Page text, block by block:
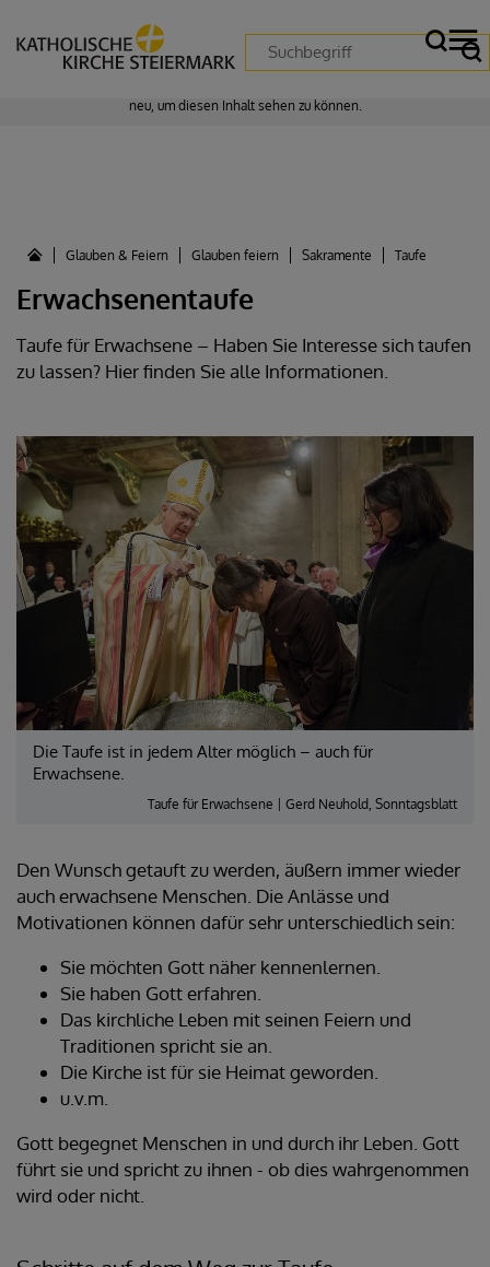
Zustimmung erforderlich!
neu, um diesen Inhalt sehen zu können.
Glauben & Feiern Glauben feiern Sakramente Taufe
Erwachsenentaufe
Taufe für Erwachsene – Haben Sie Interesse sich taufen
zu lassen? Hier finden Sie alle Informationen.
Die Taufe ist in jedem Alter möglich – auch für
Erwachsene.
Taufe für Erwachsene | Gerd Neuhold, Sonntagsblatt
Den Wunsch getauft zu werden, äußern immer wieder
auch erwachsene Menschen. Die Anlässe und
Motivationen können dafür sehr unterschiedlich sein:
Sie möchten Gott näher kennenlernen.
Sie haben Gott erfahren.
Das kirchliche Leben mit seinen Feiern und
Traditionen spricht sie an.
Die Kirche ist für sie Heimat geworden.
u.v.m.
Gott begegnet Menschen in und durch ihr Leben. Gott
führt sie und spricht zu ihnen - ob dies wahrgenommen
wird oder nicht.